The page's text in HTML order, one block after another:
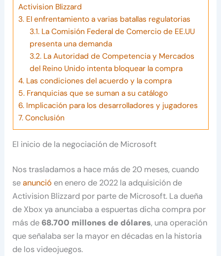
Activision Blizzard
3.El enfrentamiento a varias batallas regulatorias
3.1.La Comisión Federal de Comercio de EE.UU
presenta una demanda
3.2.La Autoridad de Competencia y Mercados
del Reino Unido intenta bloquear la compra
4.Las condiciones del acuerdo y la compra
5.Franquicias que se suman a su catálogo
6.Implicación para los desarrolladores y jugadores
7.Conclusión
El inicio de la negociación de Microsoft
Nos trasladamos a hace más de 20 meses, cuando
seanunció en enero de 2022 la adquisición de
Activision Blizzard por parte de Microsoft. La dueña
de Xbox ya anunciaba a espuertas dicha compra por
más de 68.700 millones de dólares, una operación
que señalaba ser la mayor en décadas en la historia
de los videojuegos.